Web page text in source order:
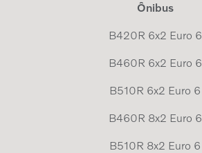
Ônibus
B420R 6x2 Euro 6
B460R 6x2 Euro 6
B510R 6x2 Euro 6
B460R 8x2 Euro 6
B510R 8x2 Euro 6